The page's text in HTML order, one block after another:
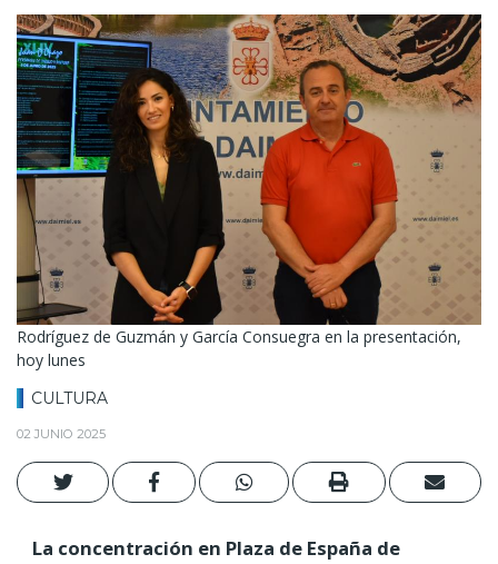
Rodríguez de Guzmán y García Consuegra en la presentación,
hoy lunes
CULTURA
02 JUNIO 2025
La concentración en Plaza de España de